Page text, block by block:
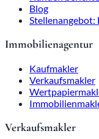
Blog
Stellenangebot:
Immobilienagentur
Kaufmakler
Verkaufsmakler
Verkaufsmakler